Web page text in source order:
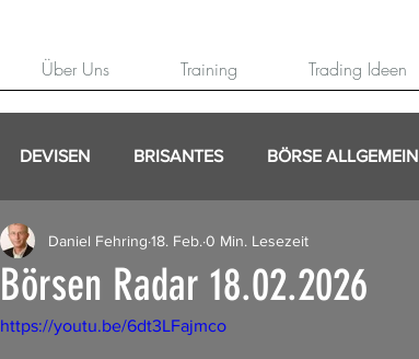
Über Uns Training Trading Ideen
DEVISEN BRISANTES BÖRSE ALLGEMEIN
Börsen Radar 18.02.2026
Daniel Fehring 18. Feb. 0 Min. Lesezeit
https://youtu.be/6dt3LFajmco